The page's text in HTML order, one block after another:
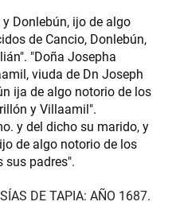
Donlebún, ijo de algo
de Cancio, Donlebún,
"Doña Josepha
viuda de Dn Joseph
ija de algo notorio de los
y Villaamil".
y del dicho su marido, y
de algo notorio de los
sus padres".
DE TAPIA: AÑO 1687.